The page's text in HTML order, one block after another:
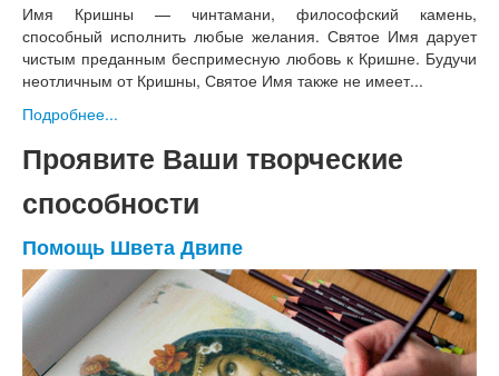
Имя Кришны — чинтамани, философский камень,
способный исполнить любые желания. Святое Имя дарует
чистым преданным беспримесную любовь к Кришне. Будучи
неотличным от Кришны, Святое Имя также не имеет...
Подробнее...
Проявите Ваши творческие
способности
Помощь Швета Двипе